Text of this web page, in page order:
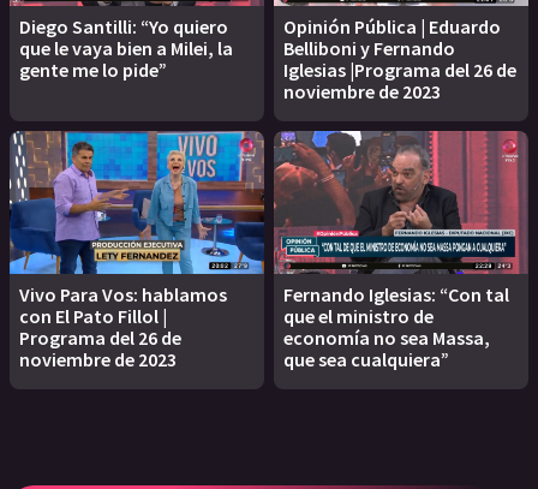
Diego Santilli: “Yo quiero
que le vaya bien a Milei, la
gente me lo pide”
Opinión Pública | Eduardo
Belliboni y Fernando
Iglesias |Programa del 26 de
noviembre de 2023
Vivo Para Vos: hablamos
con El Pato Fillol |
Programa del 26 de
noviembre de 2023
Fernando Iglesias: “Con tal
que el ministro de
economía no sea Massa,
que sea cualquiera”